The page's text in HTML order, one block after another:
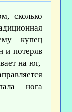
сколько
купец
и потеряв
на юг,
нога